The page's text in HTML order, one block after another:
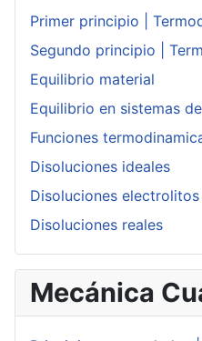
Primer principio |
Segundo principio |
Equilibrio material
Equilibrio en sistemas
Funciones
Disoluciones ideales
Disoluciones electrolitos
Disoluciones reales
Mecánica